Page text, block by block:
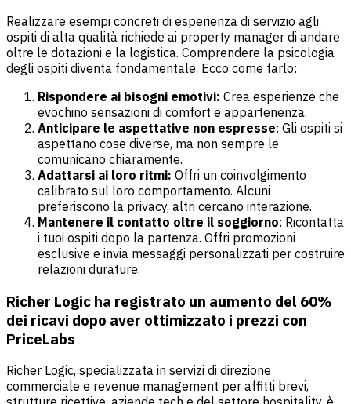
Realizzare esempi concreti di esperienza di servizio agli
ospiti di alta qualità richiede ai property manager di andare
oltre le dotazioni e la logistica. Comprendere la psicologia
degli ospiti diventa fondamentale. Ecco come farlo:
Rispondere ai bisogni emotivi: Crea esperienze che
evochino sensazioni di comfort e appartenenza.
Anticipare le aspettative non espresse: Gli ospiti si
aspettano cose diverse, ma non sempre le
comunicano chiaramente.
Adattarsi ai loro ritmi: Offri un coinvolgimento
calibrato sul loro comportamento. Alcuni
preferiscono la privacy, altri cercano interazione.
Mantenere il contatto oltre il soggiorno: Ricontatta
i tuoi ospiti dopo la partenza. Offri promozioni
esclusive e invia messaggi personalizzati per costruire
relazioni durature.
Richer Logic ha registrato un aumento del 60%
dei ricavi dopo aver ottimizzato i prezzi con
PriceLabs
Richer Logic, specializzata in servizi di direzione
commerciale e revenue management per affitti brevi,